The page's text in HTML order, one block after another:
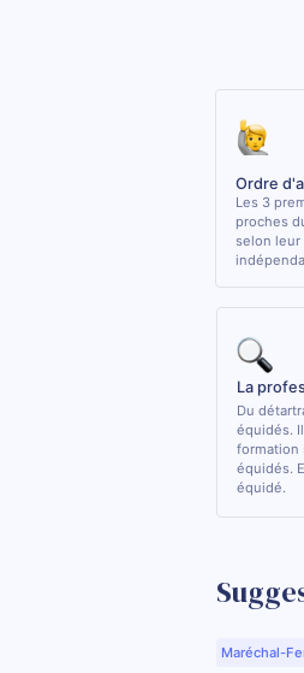
Ordre
Les 3
proches
selon
La
Du
équidés.
formation
équidés.
équidé.
Maréchal-